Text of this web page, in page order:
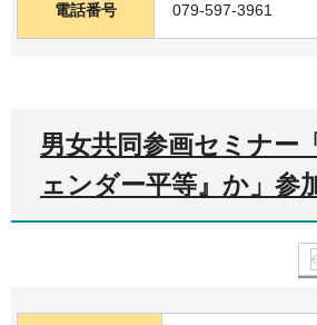
電話番号 079-597-3961
男女共同参画セミナー
ェンダー平等』か」参